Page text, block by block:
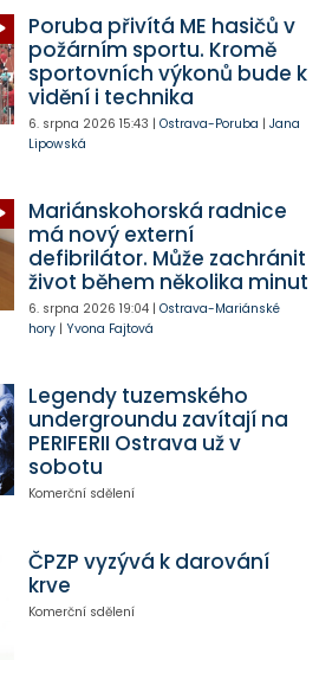
Poruba přivítá ME hasičů v
požárním sportu. Kromě
sportovních výkonů bude k
vidění i technika
6. srpna 2026 15:43 | Ostrava-Poruba | Jana
Lipowská
Mariánskohorská radnice
má nový externí
defibrilátor. Může zachránit
život během několika minut
6. srpna 2026 19:04| Ostrava-Mariánské
hory| Yvona Fajtová
Legendy tuzemského
undergroundu zavítají na
PERIFERII Ostrava už v
sobotu
Komerční sdělení
ČPZP vyzývá k darování
krve
Komerční sdělení